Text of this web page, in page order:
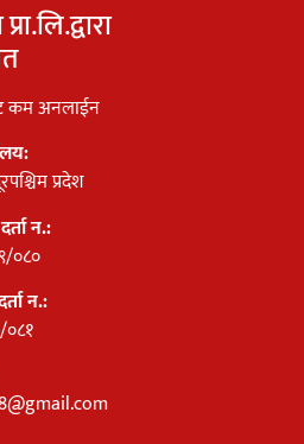
कम अनलाईन
प्रदेश
न.:
०८०
न.: